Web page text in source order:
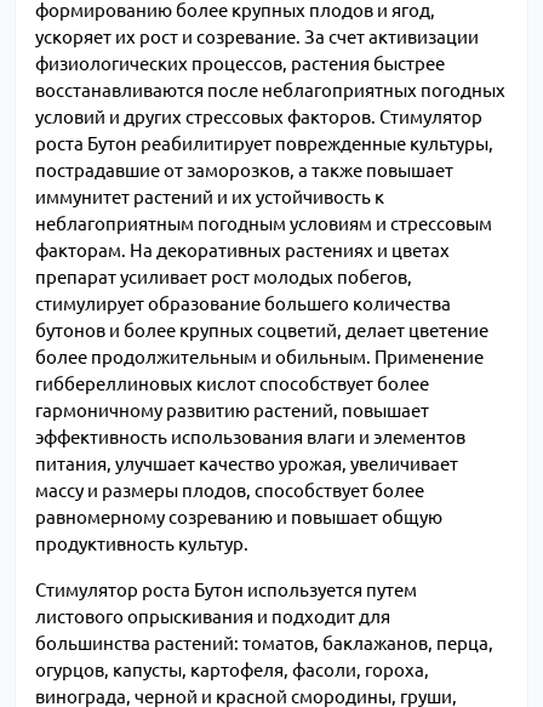
формированию более крупных плодов и ягод,
ускоряет их рост и созревание. За счет активизации
физиологических процессов, растения быстрее
восстанавливаются после неблагоприятных погодных
условий и других стрессовых факторов. Стимулятор
роста Бутон реабилитирует поврежденные культуры,
пострадавшие от заморозков, а также повышает
иммунитет растений и их устойчивость к
неблагоприятным погодным условиям и стрессовым
факторам. На декоративных растениях и цветах
препарат усиливает рост молодых побегов,
стимулирует образование большего количества
бутонов и более крупных соцветий, делает цветение
более продолжительным и обильным. Применение
гиббереллиновых кислот способствует более
гармоничному развитию растений, повышает
эффективность использования влаги и элементов
питания, улучшает качество урожая, увеличивает
массу и размеры плодов, способствует более
равномерному созреванию и повышает общую
продуктивность культур.
Стимулятор роста Бутон используется путем
листового опрыскивания и подходит для
большинства растений: томатов, баклажанов, перца,
огурцов, капусты, картофеля, фасоли, гороха,
винограда, черной и красной смородины, груши,